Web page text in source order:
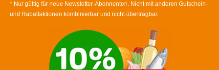
* Nur gültig für neue Newsletter-Abonnenten. Nicht mit anderen Gutschein-
und Rabattaktionen kombinierbar und nicht übertragbar.